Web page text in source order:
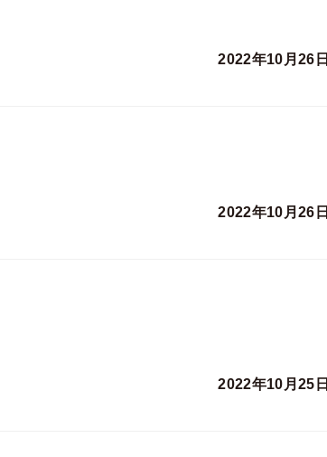
2022年10月26日
2022年10月26日
2022年10月25日